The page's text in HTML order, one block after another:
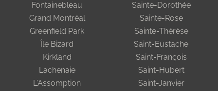
Fontainebleau
Grand Montréal
Greenfield Park
Île Bizard
Kirkland
Lachenaie
L'Assomption
Sainte-Dorothée
Sainte-Rose
Sainte-Thérèse
Saint-Eustache
Saint-François
Saint-Hubert
Saint-Janvier